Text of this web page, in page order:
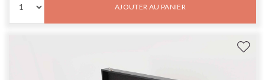
AJOUTER AU PANIER